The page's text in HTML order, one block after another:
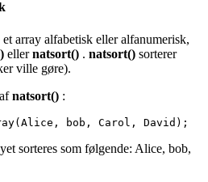
array alfabetisk eller alfanumerisk,
ellernatsort() . natsort() sorterer
ville gøre).
natsort() :
bob, Carol,
sorteres som følgende: Alice, bob,